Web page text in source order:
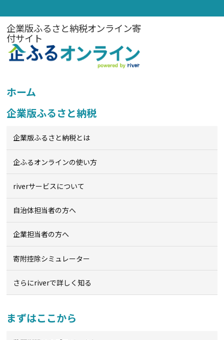
企業版ふるさと納税オンライン寄
付サイト
ホーム
企業版ふるさと納税
企業版ふるさと納税とは
企ふるオンラインの使い方
riverサービスについて
自治体担当者の方へ
企業担当者の方へ
寄附控除シミュレーター
さらにriverで詳しく知る
まずはここから